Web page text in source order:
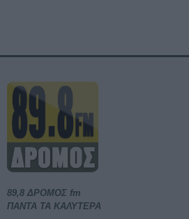
89,8 ΔΡΟΜΟΣ fm
ΠΑΝΤΑ ΤΑ ΚΑΛΥΤΕΡΑ